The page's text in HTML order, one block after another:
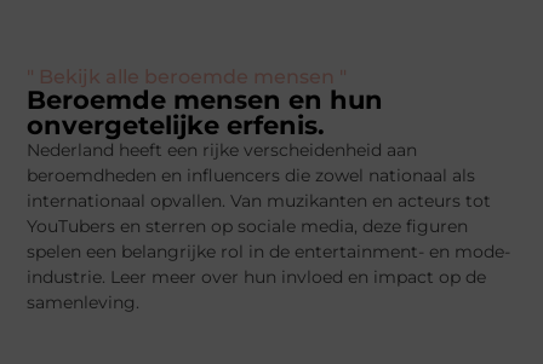
" Bekijk alle beroemde mensen "
Beroemde mensen en hun
onvergetelijke erfenis.
Nederland heeft een rijke verscheidenheid aan
beroemdheden en influencers die zowel nationaal als
internationaal opvallen. Van muzikanten en acteurs tot
YouTubers en sterren op sociale media, deze figuren
spelen een belangrijke rol in de entertainment- en mode-
industrie. Leer meer over hun invloed en impact op de
samenleving.